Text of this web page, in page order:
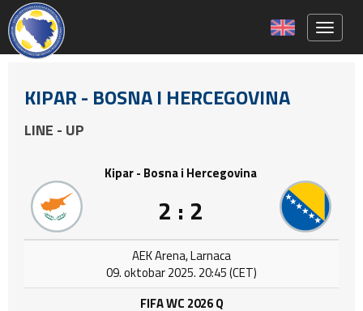
KIPAR - BOSNA I HERCEGOVINA
LINE - UP
Kipar - Bosna i Hercegovina
2 : 2
AEK Arena, Larnaca
09. oktobar 2025. 20:45 (CET)
FIFA WC 2026 Q